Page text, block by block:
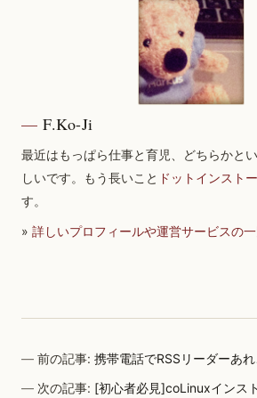
F.Ko-Ji
最近はもっぱら仕事と育児、どちらかと
しいです。もう長いこと ドットインスト
す。
» 詳しいプロフィールや運営サービスの
前の記事:携帯電話でRSSリーダーあ
次の記事: [初心者必見]coLinuxインス